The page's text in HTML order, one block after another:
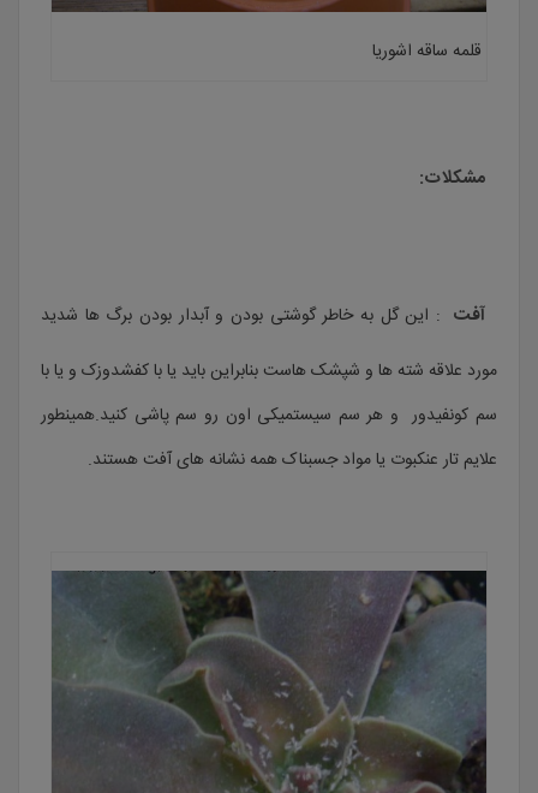
قلمه ساقه اشوریا
مشکلات:
آفت : این گل به خاطر گوشتی بودن و آبدار بودن برگ ها شدید
مورد علاقه شته ها و شپشک هاست بنابراین باید یا با کفشدوزک و یا با
سم کونفیدور و هر سم سیستمیکی اون رو سم پاشی کنید.همینطور
علایم تار عنکبوت یا مواد جسبناک همه نشانه های آفت هستند.